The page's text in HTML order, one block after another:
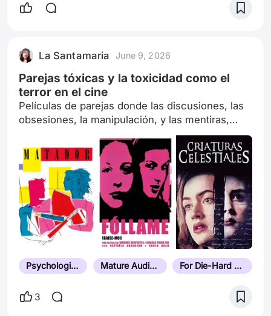
La Santamaria June 9, 2026
Parejas tóxicas y la toxicidad como el
terror en el cine
Películas de parejas donde las discusiones, las
obsesiones, la manipulación, y las mentiras,
construyen la relación, pero, como siempre,
termina mal...
Psychological Thriller Mature Audiences Only For Die-Hard Horror Fans
3